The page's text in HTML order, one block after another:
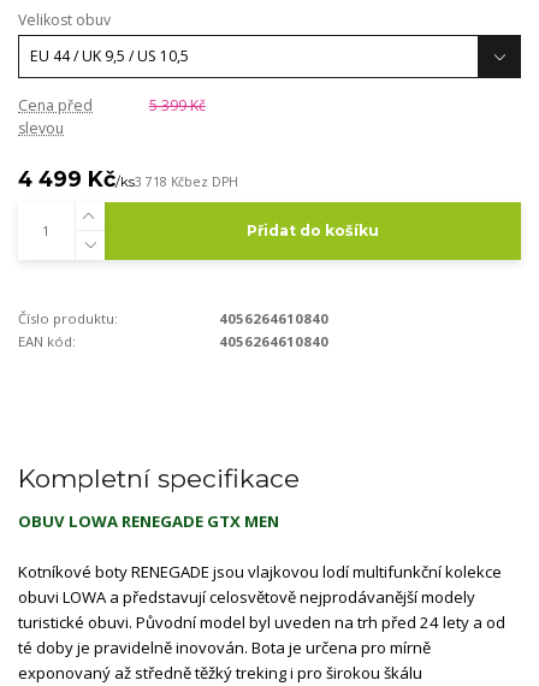
Velikost obuv
Cena před
slevou
5 399 Kč
4 499 Kč/ks3 718 Kčbez DPH
Přidat do košíku
Číslo produktu:
4056264610840
EAN kód:
4056264610840
Kompletní specifikace
OBUV LOWA RENEGADE GTX MEN
Kotníkové boty RENEGADE jsou vlajkovou lodí multifunkční kolekce
obuvi LOWA a představují celosvětově nejprodávanější modely
turistické obuvi. Původní model byl uveden na trh před 24 lety a od
té doby je pravidelně inovován. Bota je určena pro mírně
exponovaný až středně těžký treking i pro širokou škálu